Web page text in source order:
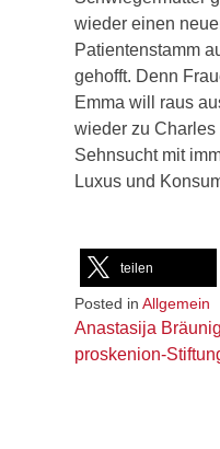
wieder einen
Patientenstamm
gehofft. Denn
Emma will raus
wieder zu
Sehnsucht mit
Luxus und
teilen
Posted in Allgemein
Beitragsnavigation
Anastasija
proskenion-